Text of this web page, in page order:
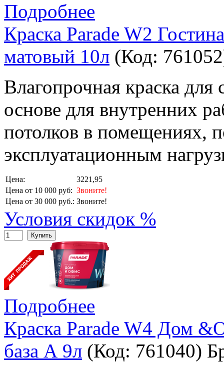
Подробнее
Краска Parade W2
матовый 10л (Код: 761052
Влагопрочная краска для
основе для внутренних
потолков в помещениях,
эксплуатационным
Цена:
3221,95
Цена от 10 000 руб: Звоните!
Цена от 30 000 руб.: Звоните!
Условия скидок %
Купить
Подробнее
Краска Parade W4 Дом
база А 9л (Код: 761040)